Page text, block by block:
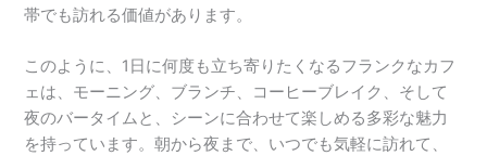
帯でも訪れる価値があります。
このように、1日に何度も立ち寄りたくなるフランクなカフ
ェは、モーニング、ブランチ、コーヒーブレイク、そして
夜のバータイムと、シーンに合わせて楽しめる多彩な魅力
を持っています。朝から夜まで、いつでも気軽に訪れて、